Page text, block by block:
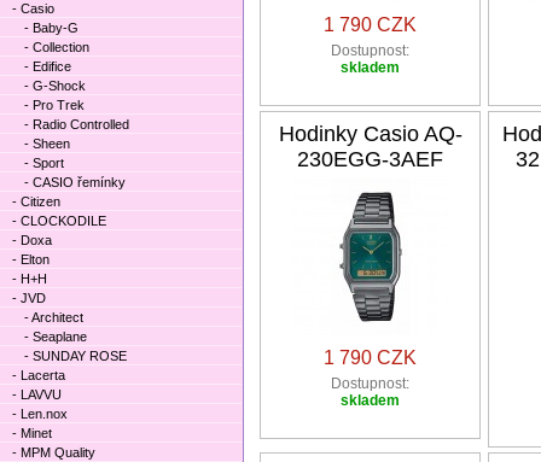
1 790 CZK
Dostupnost:
skladem
Hodinky Casio AQ-
230EGG-3AEF
1 790 CZK
Dostupnost:
skladem
- Casio
- Baby-G
- Collection
- Edifice
- G-Shock
- Pro Trek
- Radio Controlled
- Sheen
- Sport
- CASIO řemínky
- Citizen
- CLOCKODILE
- Doxa
- Elton
- H+H
- JVD
- Architect
- Seaplane
- SUNDAY ROSE
- Lacerta
- LAVVU
- Len.nox
- Minet
- MPM Quality